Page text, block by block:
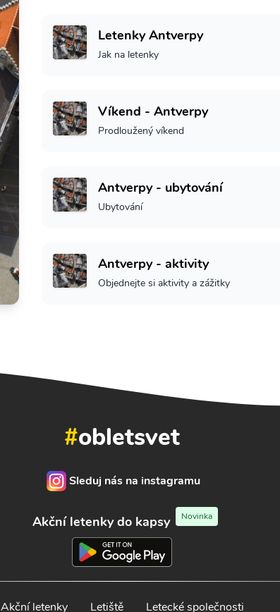
Letenky Antverpy
Jak na letenky
Víkend - Antverpy
Prodloužený víkend
Antverpy - ubytování
Ubytování
Antverpy - aktivity
Objednejte si aktivity a zážitky
#obletsvet
Sleduj nás na instagramu
Akční letenky do kapsy Novinka
Akční letenky Letiště Letecké společnosti